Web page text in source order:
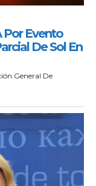
Por Evento
De Sol En
General De